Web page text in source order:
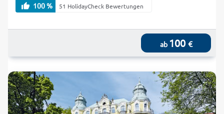
100 %
51 HolidayCheck Bewertungen
ab 100 €